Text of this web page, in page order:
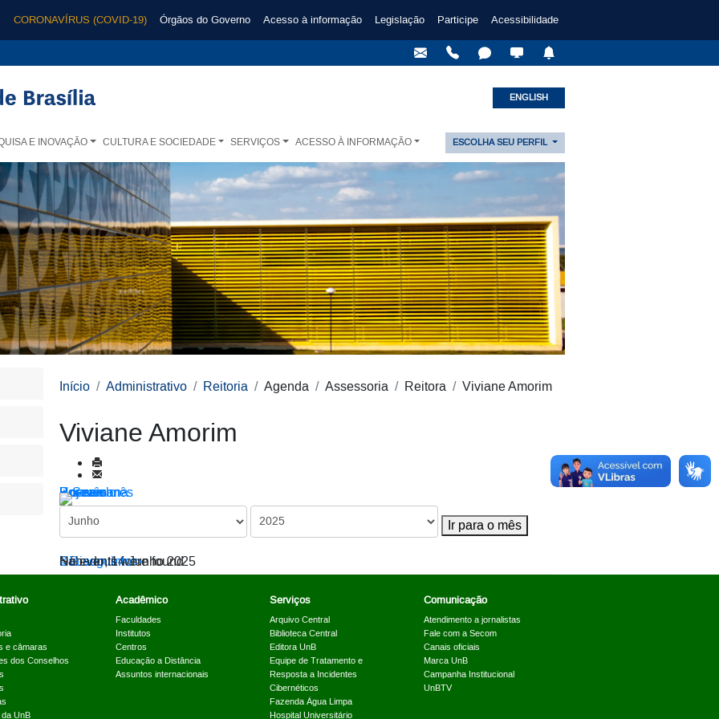
CORONAVÍRUS (COVID-19) Órgãos do Governo Acesso à informação Legislação Participe Acessibilidade
ENGLISH
E INOVAÇÃO CULTURA E SOCIEDADE SERVIÇOS ACESSO À INFORMAÇÃO ESCOLHA SEU PERFIL
Início Administrativo Reitoria Agenda Assessoria Reitora Viviane Amorim
Viviane Amorim
Por ano
Por mês
Por semana
Hoje
Ir para o mês
Ir para o mês
< Dia anterior
Sábado, 14 Junho 2025
Dia seguinte >
No events were found
e câmaras
dos Conselhos
UnB
Acadêmico
Faculdades
Institutos
Centros
Educação a Distância
Assuntos internacionais
Serviços
Arquivo Central
Biblioteca Central
Editora UnB
Equipe de Tratamento e
Resposta a Incidentes
Cibernéticos
Fazenda Água Limpa
Hospital Universitário
Comunicação
Atendimento a jornalistas
Fale com a Secom
Canais oficiais
Marca UnB
Campanha Institucional
UnBTV